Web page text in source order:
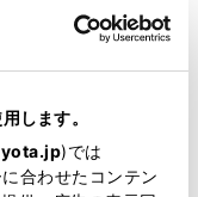
します。
)では
合わせたコンテン